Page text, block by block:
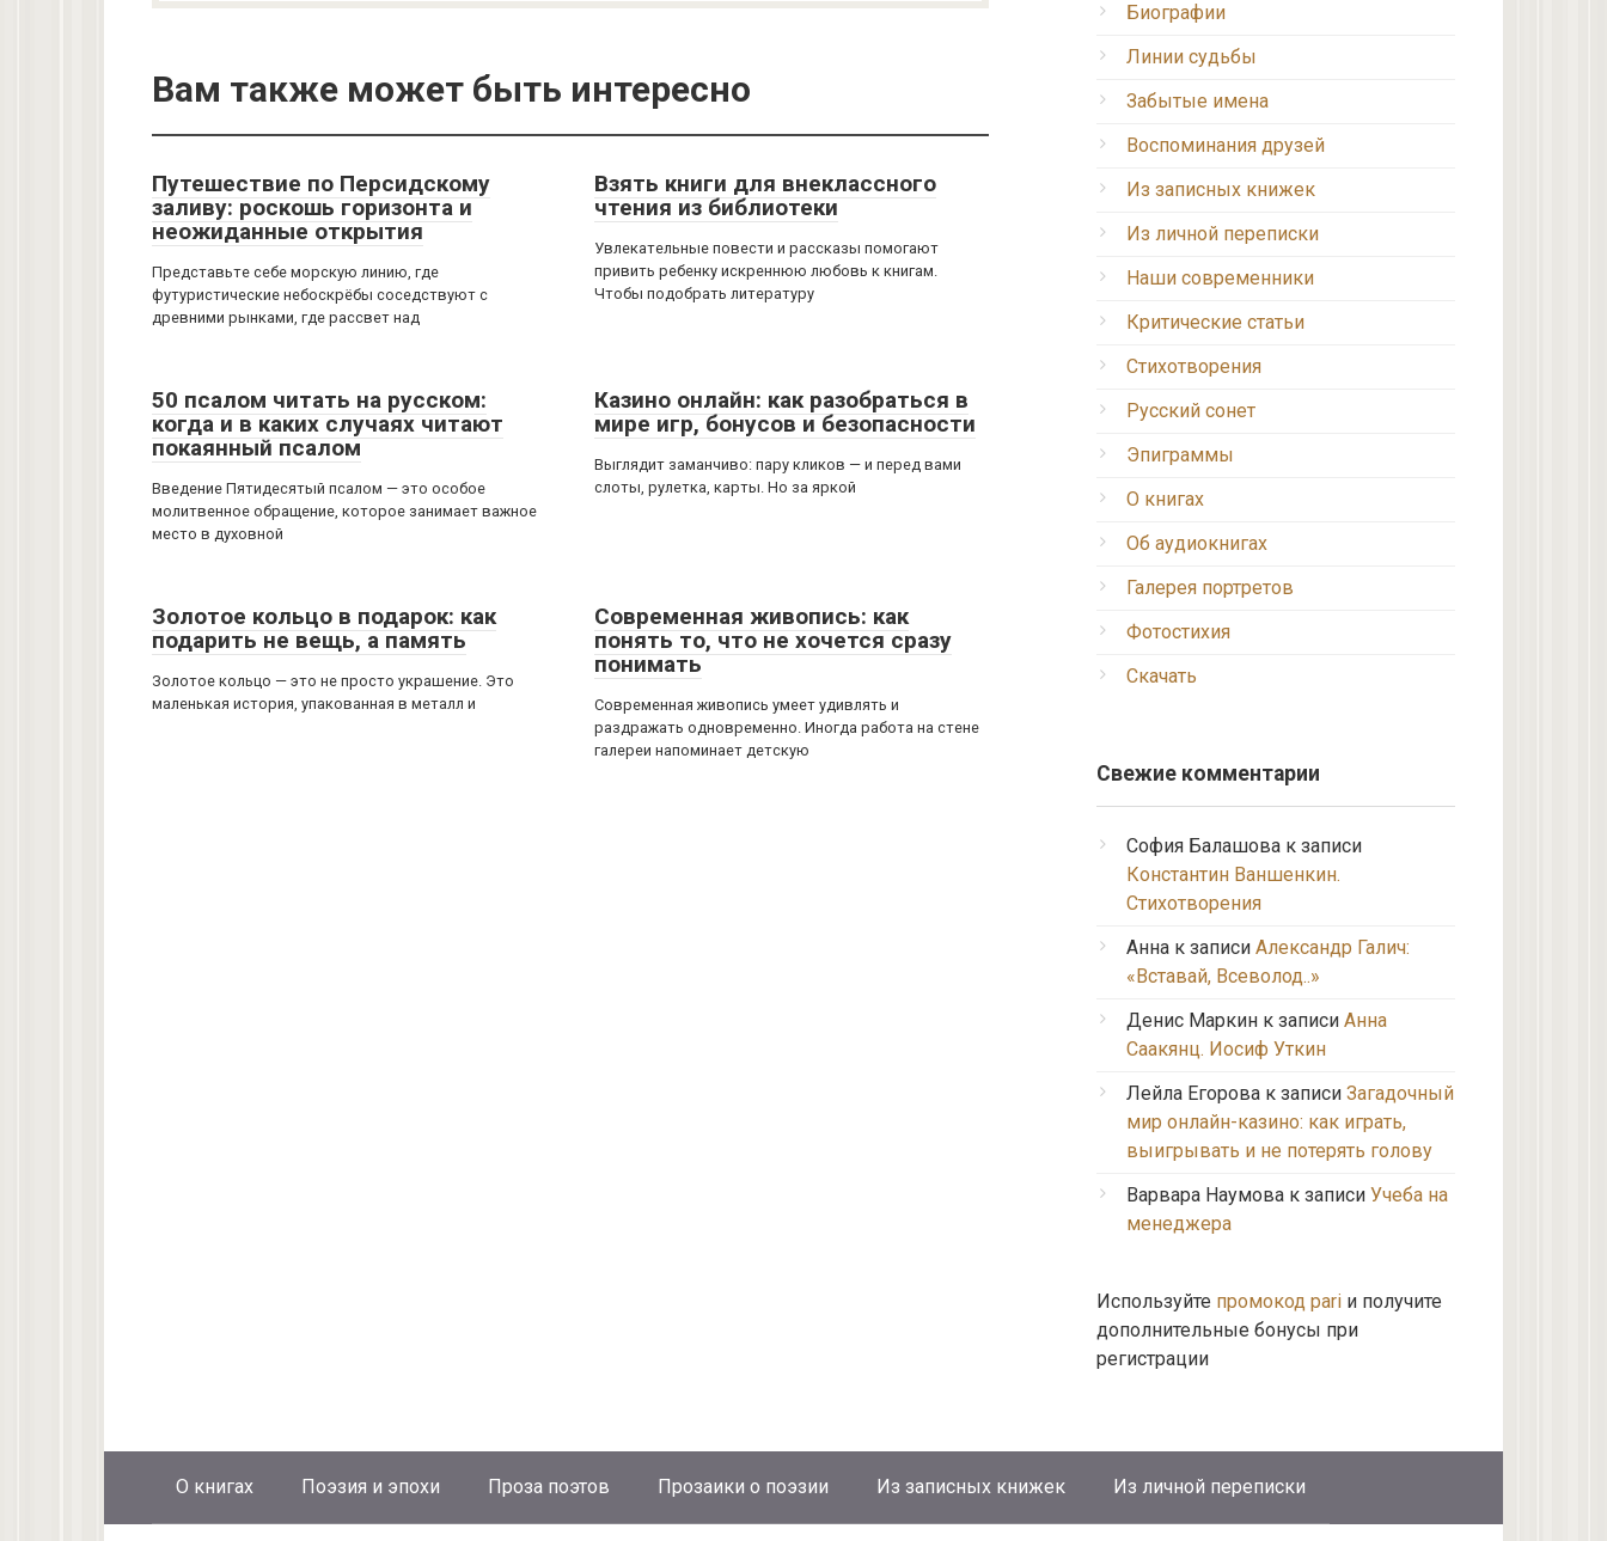
Вам также может быть интересно
Путешествие по Персидскому
заливу: роскошь горизонта и
неожиданные открытия
Представьте себе морскую линию, где
футуристические небоскрёбы соседствуют с
древними рынками, где рассвет над
Взять книги для внеклассного
чтения из библиотеки
Увлекательные повести и рассказы помогают
привить ребенку искреннюю любовь к книгам.
Чтобы подобрать литературу
50 псалом читать на русском:
когда и в каких случаях читают
покаянный псалом
Введение Пятидесятый псалом — это особое
молитвенное обращение, которое занимает важное
место в духовной
Казино онлайн: как разобраться в
мире игр, бонусов и безопасности
Выглядит заманчиво: пару кликов — и перед вами
слоты, рулетка, карты. Но за яркой
Золотое кольцо в подарок: как
подарить не вещь, а память
Золотое кольцо — это не просто украшение. Это
маленькая история, упакованная в металл и
Современная живопись: как
понять то, что не хочется сразу
понимать
Современная живопись умеет удивлять и
раздражать одновременно. Иногда работа на стене
галереи напоминает детскую
Биографии
Линии судьбы
Забытые имена
Воспоминания друзей
Из записных книжек
Из личной переписки
Наши современники
Критические статьи
Стихотворения
Русский сонет
Эпиграммы
О книгах
Об аудиокнигах
Галерея портретов
Фотостихия
Скачать
Свежие комментарии
София Балашова к записи
Константин Ваншенкин.
Стихотворения
Анна к записи Александр Галич:
«Вставай, Всеволод..»
Денис Маркин к записи Анна
Саакянц. Иосиф Уткин
Лейла Егорова к записи Загадочный
мир онлайн-казино: как играть,
выигрывать и не потерять голову
Варвара Наумова к записи Учеба на
менеджера
Используйте промокод pari и получите
дополнительные бонусы при
регистрации
О книгах Поэзия и эпохи Проза поэтов Прозаики о поэзии Из записных книжек Из личной переписки